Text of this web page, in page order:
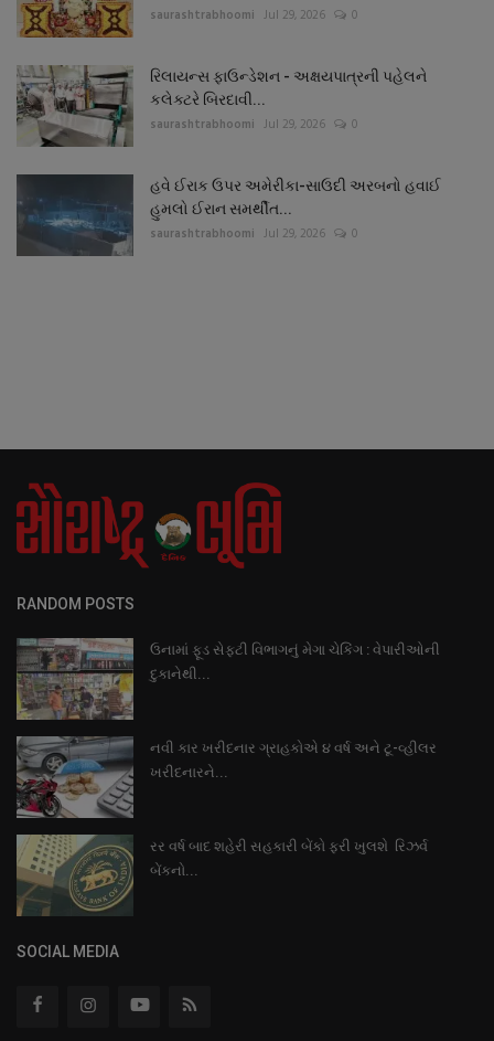
saurashtrabhoomi Jul 29, 2026 0
રિલાયન્સ ફાઉન્ડેશન - અક્ષયપાત્રની પહેલને
કલેક્ટરે બિરદાવી...
saurashtrabhoomi Jul 29, 2026 0
હવે ઈરાક ઉપર અમેરીકા-સાઉદી અરબનો હવાઈ
હુમલો ઈરાન સમર્થીત...
saurashtrabhoomi Jul 29, 2026 0
RANDOM POSTS
ઉનામાં ફૂડ સેફ્ટી વિભાગનું મેગા ચેકિંગ : વેપારીઓની
દુકાનેથી...
નવી કાર ખરીદનાર ગ્રાહકોએ ૪ વર્ષ અને ટૂ-વ્હીલર
ખરીદનારને...
રર વર્ષ બાદ શહેરી સહકારી બેંકો ફરી ખુલશે રિઝર્વ
બેંકનો...
SOCIAL MEDIA